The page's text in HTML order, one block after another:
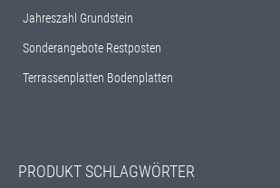
Jahreszahl Grundstein
Sonderangebote Restposten
Terrassenplatten Bodenplatten
PRODUKT SCHLAGWÖRTER